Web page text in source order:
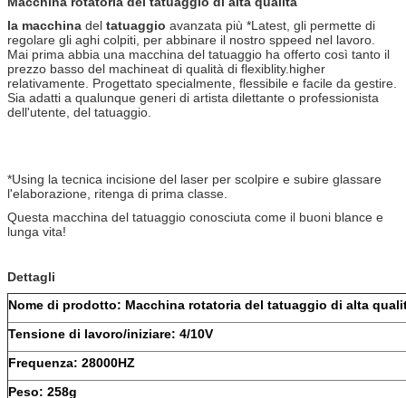
la macchina del tatuaggio avanzata più *Latest, gli permette di
regolare gli aghi colpiti, per abbinare il nostro sppeed nel lavoro.
Mai prima abbia una macchina del tatuaggio ha offerto così tanto il
prezzo basso del machineat di qualità di flexiblity.higher
relativamente. Progettato specialmente, flessibile e facile da gestire.
Sia adatti a qualunque generi di artista dilettante o professionista
dell'utente, del tatuaggio.
*Using la tecnica incisione del laser per scolpire e subire glassare
l'elaborazione, ritenga di prima classe.
Questa macchina del tatuaggio conosciuta come il buoni blance e
lunga vita!
Dettagli
Nome di prodotto: Macchina rotatoria del tatuaggio di alta
Tensione di lavoro/iniziare: 4/10V
Frequenza: 28000HZ
Peso: 258g